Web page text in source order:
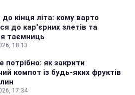
до кінця літа: кому варто
до кар'єрних злетів та
таємниць
18:13
потрібно: як закрити
компот із будь-яких фруктів
17:34